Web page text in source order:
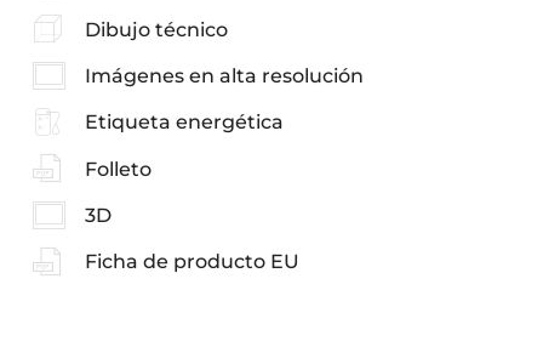
Dibujo técnico
Imágenes en alta resolución
Etiqueta energética
Folleto
3D
Ficha de producto EU